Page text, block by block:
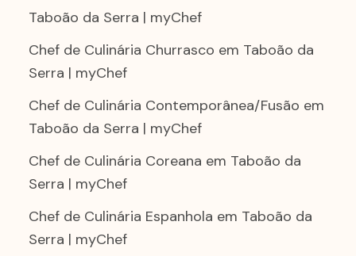
Taboão da Serra | myChef
Chef de Culinária Churrasco em Taboão da
Serra | myChef
Chef de Culinária Contemporânea/Fusão em
Taboão da Serra | myChef
Chef de Culinária Coreana em Taboão da
Serra | myChef
Chef de Culinária Espanhola em Taboão da
Serra | myChef